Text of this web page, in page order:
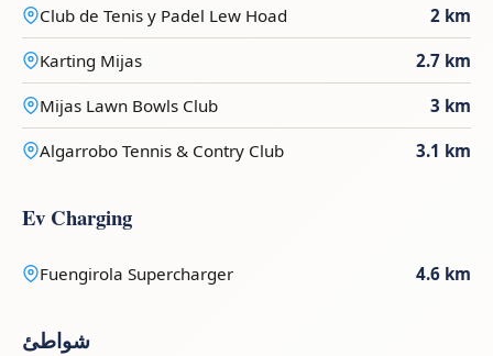
Club de Tenis y Padel Lew Hoad 2 km
Karting Mijas 2.7 km
Mijas Lawn Bowls Club 3 km
Algarrobo Tennis & Contry Club 3.1 km
Ev Charging
Fuengirola Supercharger 4.6 km
شواطئ